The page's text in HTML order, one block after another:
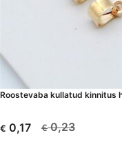
Roostevaba kullatud kinnitus
€0,23
Algne
€ 0,17
Current